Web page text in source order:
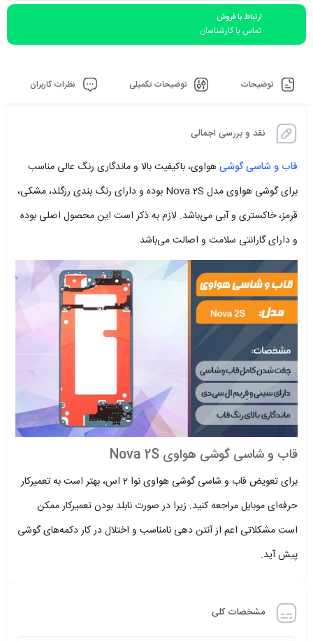
ارتباط با فروش
تماس با کارشناسان
توضیحات توضیحات تکمیلی نظرات کاربران
نقد و بررسی اجمالی
قاب و شاسی گوشیهواوی، باکیفیت بالا و ماندگاری رنگ عالی مناسب
برای گوشی هواوی مدل Nova 2S بوده و دارای رنگ بندی رزگلد، مشکی،
قرمز، خاکستری و آبی می‌باشد. لازم به ذکر است این محصول اصلی بوده
و دارای گارانتی سلامت و اصالت می‌باشد.
قاب و شاسی گوشی هواوی Nova 2S
برای تعویض قاب و شاسی گوشی هواوی نوا 2 اس، بهتر است به تعمیرکار
حرفه‌ای موبایل مراجعه کنید. زیرا در صورت نابلد بودن تعمیرکار ممکن
است مشکلاتی اعم از آنتن دهی نامناسب و اختلال در کار دکمه‌های گوشی
پیش آید.
مشخصات کلی